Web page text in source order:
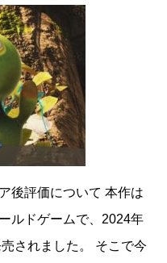
後評価について 本作は
ルドゲームで、2024年
されました。 そこで今